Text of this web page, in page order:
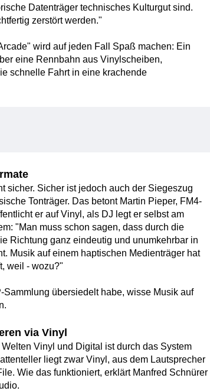
Datenträger technisches Kulturgut sind.
zerstört werden."
wird auf jeden Fall Spaß machen: Ein
eine Rennbahn aus Vinylscheiben,
schnelle Fahrt in eine krachende
sicher. Sicher ist jedoch auch der Siegeszug
Tonträger. Das betont Martin Pieper, FM4-
er auf Vinyl, als DJ legt er selbst am
"Man muss schon sagen, dass durch die
Richtung ganz eindeutig und unumkehrbar in
Musik auf einem haptischen Medienträger hat
weil - wozu?"
Sammlung übersiedelt habe, wisse Musik auf
via Vinyl
Vinyl und Digital ist durch das System
liegt zwar Vinyl, aus dem Lautsprecher
Wie das funktioniert, erklärt Manfred Schnürer